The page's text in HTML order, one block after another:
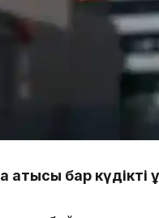
қатысы бар